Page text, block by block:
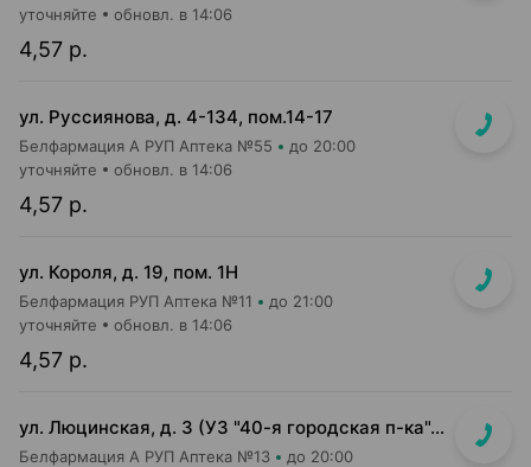
4,57 р.
уточняйте обновл. в 14:06
ул. Руссиянова, д. 4-134, пом.14-17
Белфармация А РУП Аптека №55 до 20:00
4,57 р.
уточняйте обновл. в 14:06
ул. Короля, д. 19, пом. 1Н
Белфармация РУП Аптека №11 до 21:00
4,57 р.
уточняйте обновл. в 14:06
ул. Люцинская, д. 3 (УЗ "40-я городская п-ка", 2 этаж)
Белфармация А РУП Аптека №13 до 20:00